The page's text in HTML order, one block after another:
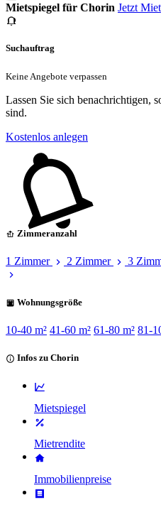
Mietspiegel für Chorin Jetzt
Suchauftrag
Keine Angebote verpassen
Lassen Sie sich benachrichtigen,
sind.
Kostenlos anlegen
Zimmeranzahl
1 Zimmer 2 Zimmer 3
Wohnungsgröße
10-40 m² 41-60 m² 61-80 m² 81-
Infos zu Chorin
Mietspiegel
Mietrendite
Immobilienpreise